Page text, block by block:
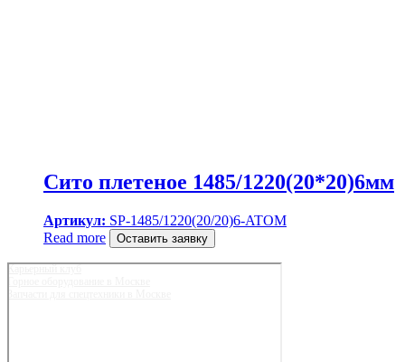
Сито плетеное 1485/1220(20*20)6мм
Артикул: SP-1485/1220(20/20)6-ATOM
Read more
Оставить заявку